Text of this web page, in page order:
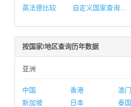
英法德比较
自定义国家查询...
按国家/地区查询历年数据
亚洲
中国 香港
澳门
新加坡
日本
泰国